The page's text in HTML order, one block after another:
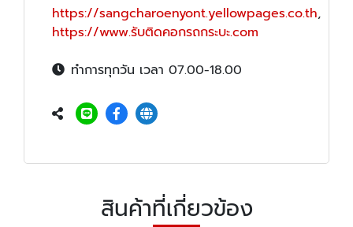
https://sangcharoenyont.yellowpages.co.th,
https://www.รับติดคอกรถกระบะ.com
ทำการทุกวัน เวลา 07.00-18.00
สินค้าที่เกี่ยวข้อง